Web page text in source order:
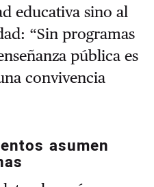
educativa sino al
“Sin programas
pública es
convivencia
asumen